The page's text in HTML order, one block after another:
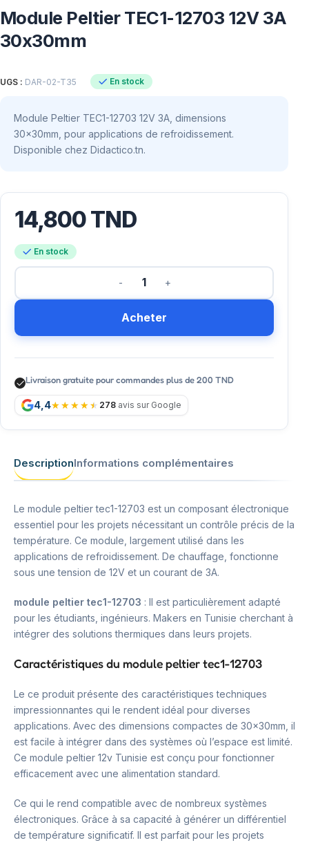
Module Peltier TEC1-12703 12V 3A
30x30mm
UGS : DAR-02-T35 En stock
Module Peltier TEC1-12703 12V 3A, dimensions
30x30mm, pour applications de refroidissement.
Disponible chez Didactico.tn.
14,800TND
En stock
Acheter
Livraison gratuite pour commandes plus de 200 TND
4,4 278 avis sur Google
DescriptionInformations complémentaires
Le module peltier tec1-12703 est un composant électronique
essentiel pour les projets nécessitant un contrôle précis de la
température. Ce module, largement utilisé dans les
applications de refroidissement. De chauffage, fonctionne
sous une tension de 12V et un courant de 3A.
module peltier tec1-12703 : Il est particulièrement adapté
pour les étudiants, ingénieurs. Makers en Tunisie cherchant à
intégrer des solutions thermiques dans leurs projets.
Caractéristiques du module peltier tec1-12703
Le ce produit présente des caractéristiques techniques
impressionnantes qui le rendent idéal pour diverses
applications. Avec des dimensions compactes de 30x30mm, il
est facile à intégrer dans des systèmes où l’espace est limité.
Ce module peltier 12v Tunisie est conçu pour fonctionner
efficacement avec une alimentation standard.
Ce qui le rend compatible avec de nombreux systèmes
électroniques. Grâce à sa capacité à générer un différentiel
de température significatif. Il est parfait pour les projets